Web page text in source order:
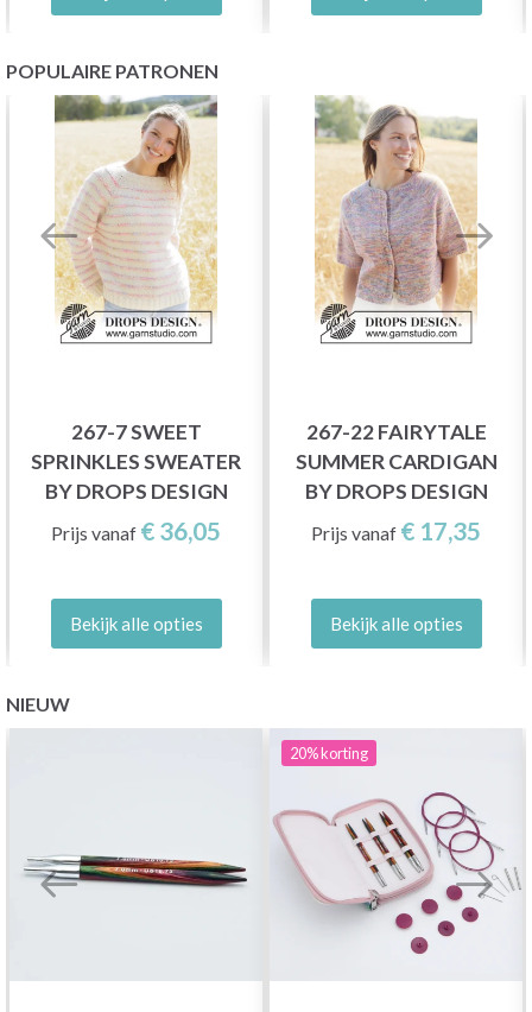
POPULAIRE PATRONEN
267-7 SWEET
SPRINKLES SWEATER
BY DROPS DESIGN
Prijs vanaf € 36,05
Bekijk alle opties
267-22 FAIRYTALE
SUMMER CARDIGAN
BY DROPS DESIGN
Prijs vanaf € 17,35
Bekijk alle opties
NIEUW
20%korting